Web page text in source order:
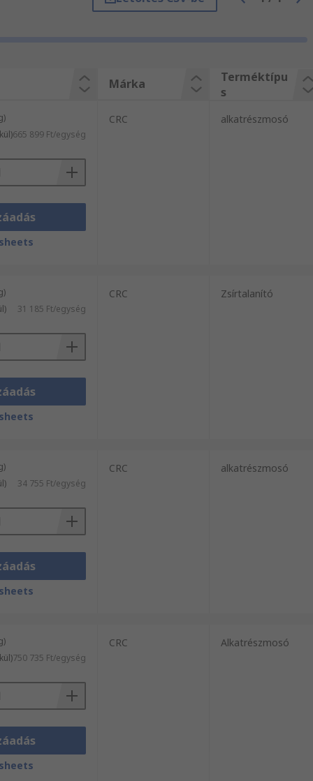
széles választékát kínálja, 24 órán
Segítőkész kollégáink
Márka
Terméktípu
s
665 899 Ft/egység
CRC alkatrészmosó
31 185 Ft/egység
CRC Zsírtalanító
34 755 Ft/egység
CRC alkatrészmosó
750 735 Ft/egység
CRC Alkatrészmosó